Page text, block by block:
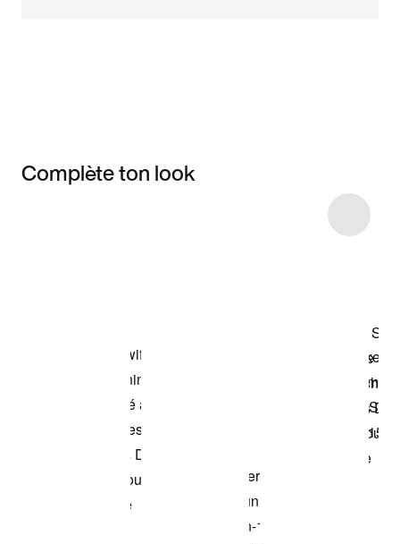
Complète ton look